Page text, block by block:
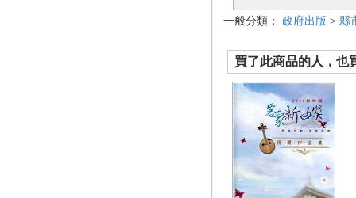
一般分類： 政府出版 > 縣
買了此商品的人，也